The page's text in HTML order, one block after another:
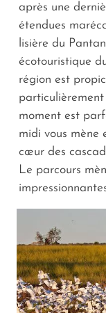
après une
étendues
lisière du
écotouristique
région est
moment est
midi vous mène
cœur des
Le parcours